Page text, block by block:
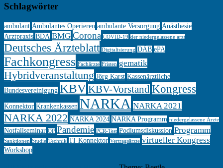
Schlagwörter
ambulant Ambulantes Operieren ambulante Versorgung Anästhesie
Arztpraxis BDA BMG Corona COVID-19 der niedergelassene arzt
Deutsches Ärzteblatt Digitalisierung DÄB ePA
Fachkongress Fachärzte Fristen gematik
Hybridveranstaltung Jörg Karst Kassenärztliche
Bundesvereinigung KBVKBV-Vorstand Kongress
Konnektor Krankenkassen NARKA NARKA 2021
NARKA 2022 NARKA 2024 NARKA Programm niedergelassene Ärzte
Notfallseminar OP Pandemie PCR-Test Podiumsdiskussion Programm
Sanktionen Studie Technik TI-Konnektor Vertragsärzte virtueller Kongress
Workshop